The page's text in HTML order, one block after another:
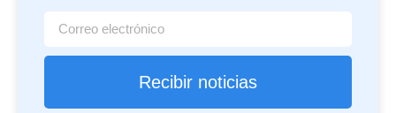
Recibir noticias